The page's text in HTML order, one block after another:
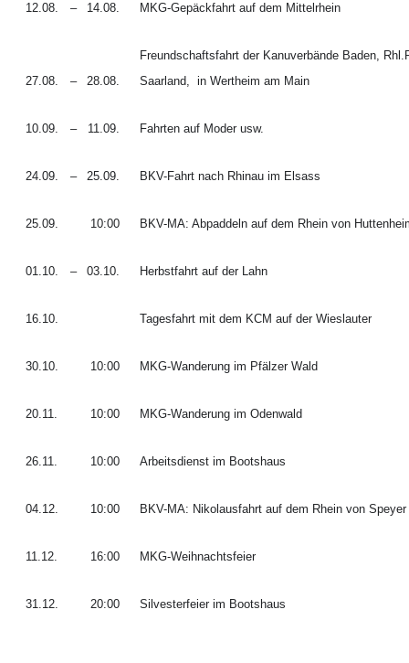
12.08. – 14.08. MKG-Gepäckfahrt auf dem Mittelrhein
27.08. – 28.08.
Freundschaftsfahrt der Kanuverbände Baden,
Saarland,
in Wertheim am Main
10.09. – 11.09. Fahrten auf Moder usw.
24.09. – 25.09. BKV-Fahrt nach Rhinau im Elsass
25.09. 10:00 BKV-MA: Abpaddeln auf dem Rhein von
01.10. – 03.10. Herbstfahrt auf der Lahn
16.10. Tagesfahrt mit dem KCM auf der Wieslauter
30.10. 10:00 MKG-Wanderung im Pfälzer Wald
20.11. 10:00 MKG-Wanderung im Odenwald
26.11. 10:00 Arbeitsdienst im Bootshaus
04.12. 10:00 BKV-MA: Nikolausfahrt auf dem Rhein von
11.12. 16:00 MKG-Weihnachtsfeier
31.12. 20:00 Silvesterfeier im Bootshaus